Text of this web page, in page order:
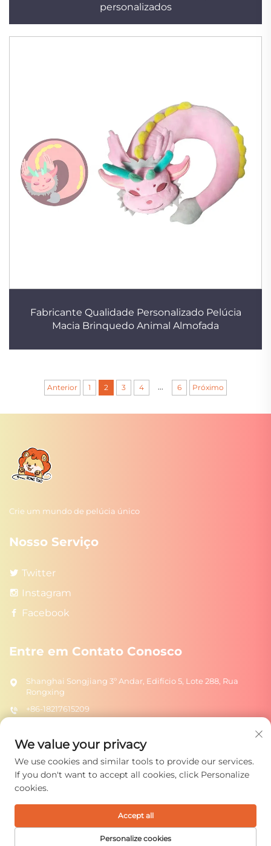
personalizados
Fabricante Qualidade Personalizado Pelúcia
Macia Brinquedo Animal Almofada
Anterior 1 2 3 4 ... 6 Próximo
Crie um mundo de pelúcia único
Nosso Serviço
Twitter
Instagram
Facebook
Entre em Contato Conosco
Shanghai Songjiang 3º Andar, Edifício 5, Lote 288, Rua
Rongxing
+86-18217615209
Enviar
direitos reservados. Política de Privacidade
We value your privacy
We use cookies and similar tools to provide our services.
If you don't want to accept all cookies, click Personalize
cookies.
Personalize cookies
Accept all